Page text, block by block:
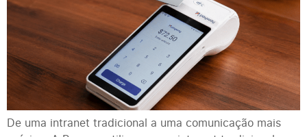
De uma intranet tradicional a uma comunicação mais